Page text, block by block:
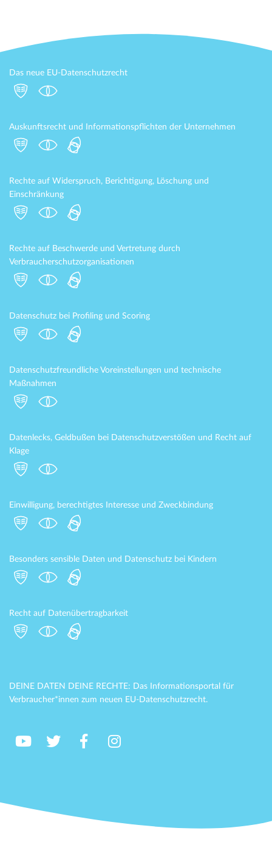
Das neue EU-Datenschutzrecht
Auskunftsrecht und Informationspflichten der Unternehmen
Rechte auf Widerspruch, Berichtigung, Löschung und
Einschränkung
Rechte auf Beschwerde und Vertretung durch
Verbraucherschutzorganisationen
Datenschutz bei Profiling und Scoring
Datenschutzfreundliche Voreinstellungen und technische
Maßnahmen
Datenlecks, Geldbußen bei Datenschutzverstößen und Recht auf
Klage
Einwilligung, berechtigtes Interesse und Zweckbindung
Besonders sensible Daten und Datenschutz bei Kindern
Recht auf Datenübertragbarkeit
DEINE DATEN DEINE RECHTE: Das Informationsportal für
Verbraucher*innen zum neuen EU-Datenschutzrecht.